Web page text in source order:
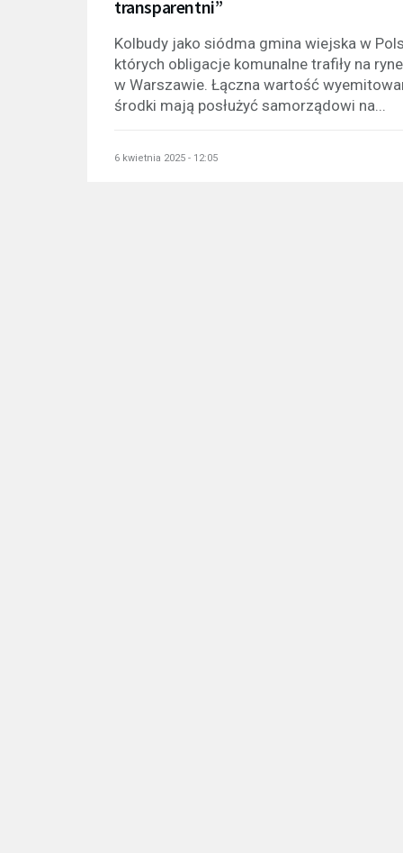
transparentni”
Kolbudy jako siódma gmina wiejska w
których obligacje komunalne trafiły na
w Warszawie. Łączna wartość
środki mają posłużyć samorządowi na...
6 kwietnia 2025 - 12:05